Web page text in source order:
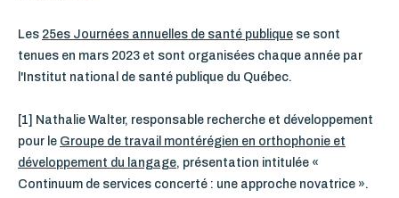
Les 25es Journées annuelles de santé publique se sont
tenues en mars 2023 et sont organisées chaque année par
l'Institut national de santé publique du Québec.
[1] Nathalie Walter, responsable recherche et développement
pour le Groupe de travail montérégien en orthophonie et
développement du langage, présentation intitulée «
Continuum de services concerté : une approche novatrice ».